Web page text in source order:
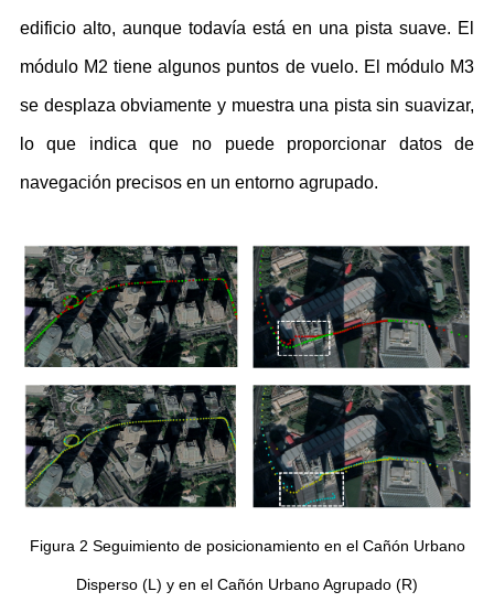
edificio alto, aunque todavía está en una pista suave. El
módulo M2 tiene algunos puntos de vuelo. El módulo M3
se desplaza obviamente y muestra una pista sin suavizar,
lo que indica que no puede proporcionar datos de
navegación precisos en un entorno agrupado.
Figura 2 Seguimiento de posicionamiento en el Cañón Urbano
Disperso (L) y en el Cañón Urbano Agrupado (R)